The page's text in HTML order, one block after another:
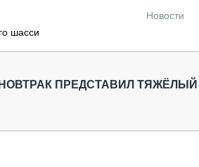
Новости
шасси
НОВТРАК ПРЕДСТАВИЛ